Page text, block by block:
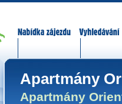
Apartmány
Apartmány